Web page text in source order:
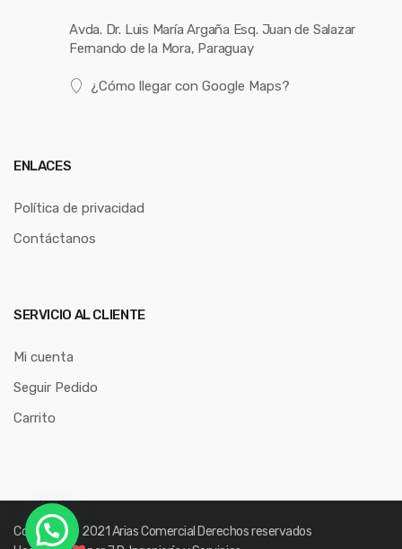
Avda. Dr. Luis María Argaña Esq. Juan de Salazar
Fernando de la Mora, Paraguay
¿Cómo llegar con Google Maps?
ENLACES
Política de privacidad
Contáctanos
SERVICIO AL CLIENTE
Mi cuenta
Seguir Pedido
Carrito
Copyright © 2021 Arias Comercial
Derechos reservados